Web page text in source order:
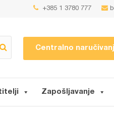
+385 1 3780 777
Centralno
Zapošljavanje